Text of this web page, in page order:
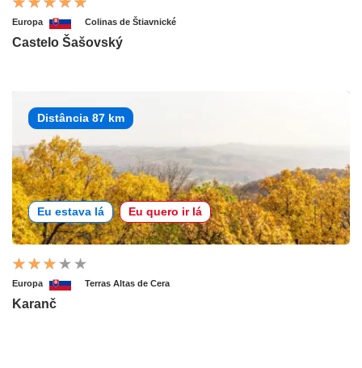
Europa Colinas de Štiavnické
Castelo Šašovský
Distância 87 km
Eu estava lá Eu quero ir lá
Europa Terras Altas de Cera
Karanč